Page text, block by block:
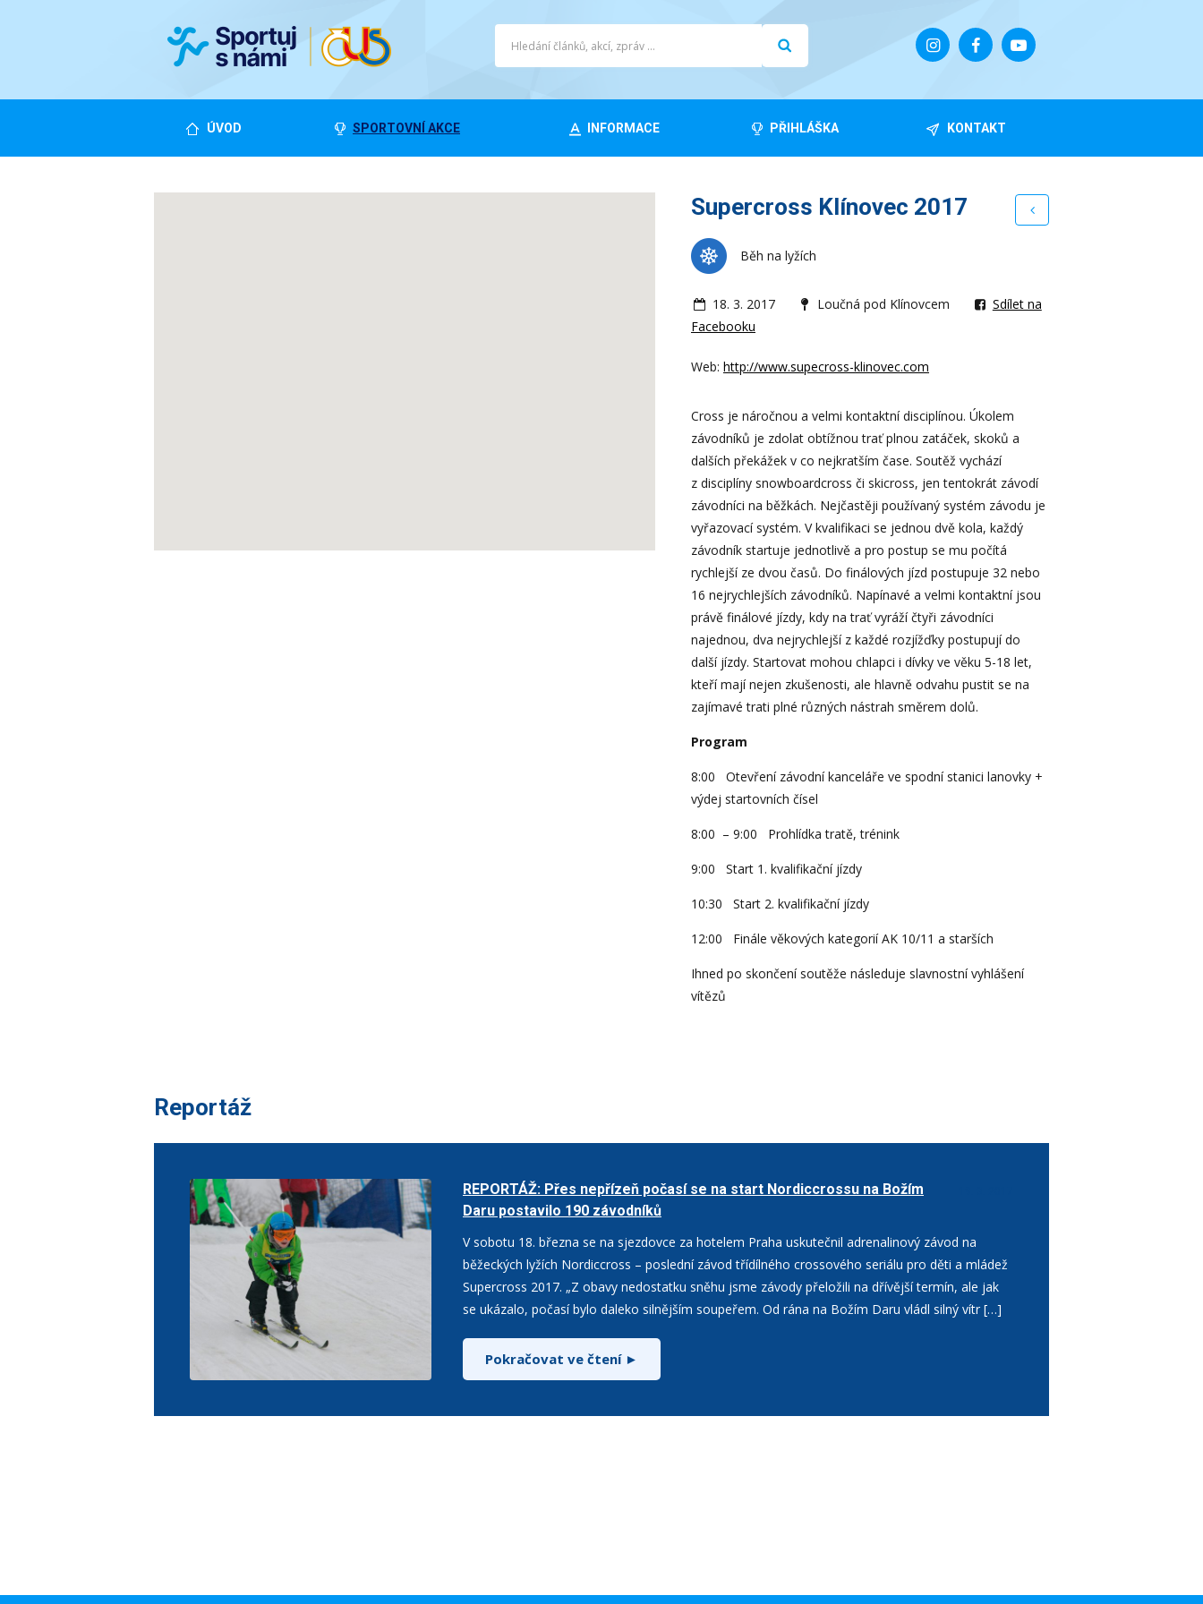
ÚVOD SPORTOVNÍ AKCE INFORMACE PŘIHLÁŠKA KONTAKT
Supercross Klínovec 2017
Běh na lyžích
18. 3. 2017 Loučná pod Klínovcem
Sdílet na
Facebooku
Web: http://www.supecross-klinovec.com
Cross je náročnou a velmi kontaktní disciplínou. Úkolem
závodníků je zdolat obtížnou trať plnou zatáček, skoků a
dalších překážek v co nejkratším čase. Soutěž vychází
z disciplíny snowboardcross či skicross, jen tentokrát závodí
závodníci na běžkách. Nejčastěji používaný systém závodu je
vyřazovací systém. V kvalifikaci se jednou dvě kola, každý
závodník startuje jednotlivě a pro postup se mu počítá
rychlejší ze dvou časů. Do finálových jízd postupuje 32 nebo
16 nejrychlejších závodníků. Napínavé a velmi kontaktní jsou
právě finálové jízdy, kdy na trať vyráží čtyři závodníci
najednou, dva nejrychlejší z každé rozjížďky postupují do
další jízdy. Startovat mohou chlapci i dívky ve věku 5-18 let,
kteří mají nejen zkušenosti, ale hlavně odvahu pustit se na
zajímavé trati plné různých nástrah směrem dolů.
Program
8:00 Otevření závodní kanceláře ve spodní stanici lanovky +
výdej startovních čísel
8:00 – 9:00 Prohlídka tratě, trénink
9:00 Start 1. kvalifikační jízdy
10:30 Start 2. kvalifikační jízdy
12:00 Finále věkových kategorií AK 10/11 a starších
Ihned po skončení soutěže následuje slavnostní vyhlášení
vítězů
Reportáž
REPORTÁŽ: Přes nepřízeň počasí se na start Nordiccrossu na Božím
Daru postavilo 190 závodníků
V sobotu 18. března se na sjezdovce za hotelem Praha uskutečnil adrenalinový závod na
běžeckých lyžích Nordiccross – poslední závod třídílného crossového seriálu pro děti a mládež
Supercross 2017. „Z obavy nedostatku sněhu jsme závody přeložili na dřívější termín, ale jak
se ukázalo, počasí bylo daleko silnějším soupeřem. Od rána na Božím Daru vládl silný vítr […]
Pokračovat ve čtení ►